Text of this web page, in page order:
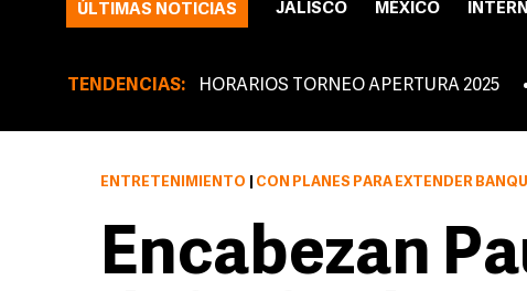
ÚLTIMAS NOTICIAS JALISCO MÉXICO
TENDENCIAS: HORARIOS TORNEO APERTURA 2025
ENTRETENIMIENTO CON PLANES PARA EXTENDER
Encabezan